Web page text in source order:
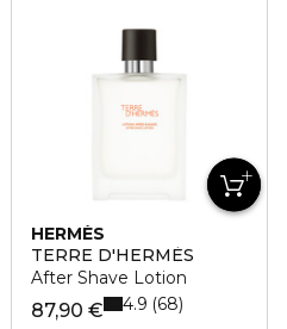
HERMÈS
TERRE D'HERMÈS
After Shave Lotion
87,90 € 4.9 68